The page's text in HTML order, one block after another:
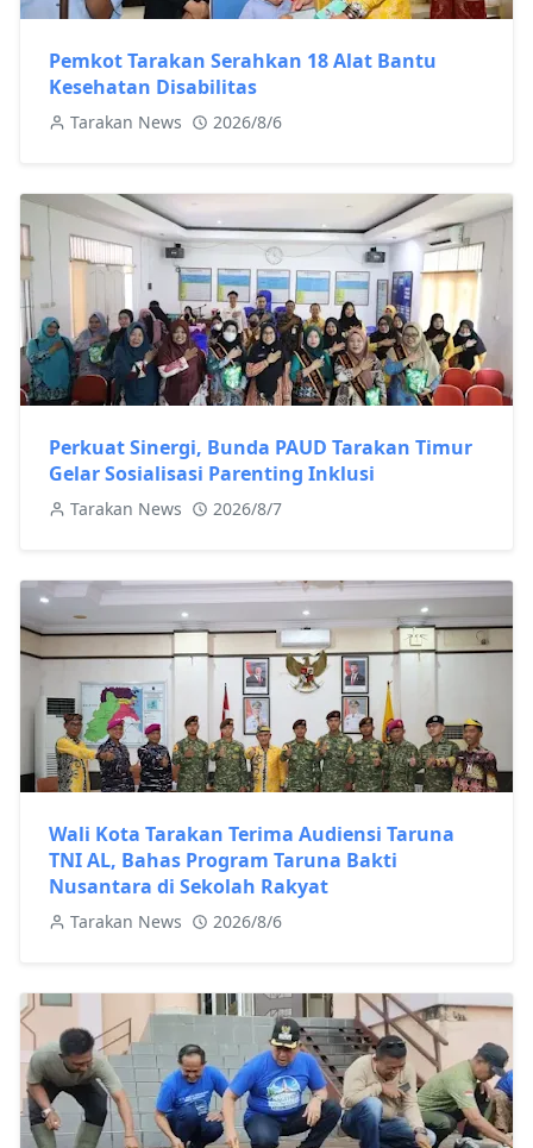
Pemkot Tarakan Serahkan 18 Alat Bantu
Kesehatan Disabilitas
Tarakan News 2026/8/6
Perkuat Sinergi, Bunda PAUD Tarakan Timur
Gelar Sosialisasi Parenting Inklusi
Tarakan News 2026/8/7
Wali Kota Tarakan Terima Audiensi Taruna
TNI AL, Bahas Program Taruna Bakti
Nusantara di Sekolah Rakyat
Tarakan News 2026/8/6